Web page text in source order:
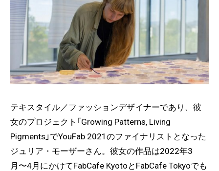
テキスタイル／ファッションデザイナーであり、彼
女のプロジェクト「Growing Patterns, Living
Pigments」でYouFab 2021のファイナリストとなった
ジュリア・モーザーさん。彼女の作品は2022年3
月〜4月にかけてFabCafe KyotoとFabCafe Tokyoでも